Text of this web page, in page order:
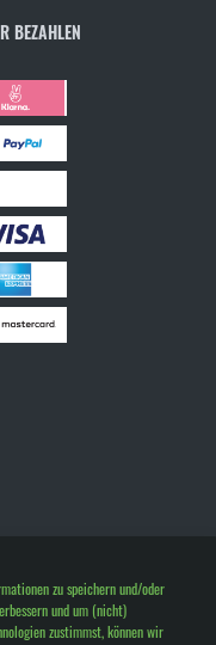
zu speichern und/oder
und um (nicht)
zustimmst, können wir
BEZAHLEN